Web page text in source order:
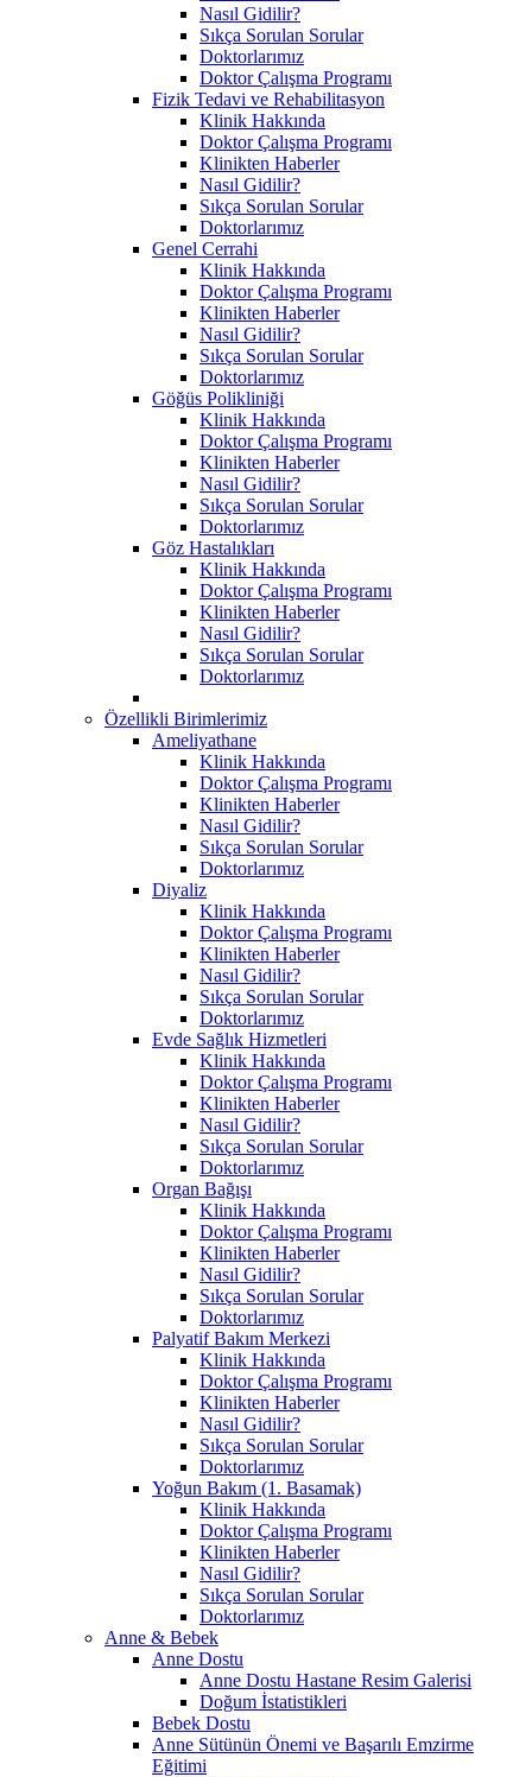
Nasıl Gidilir?
Sıkça Sorulan Sorular
Doktorlarımız
Doktor Çalışma Programı
Fizik Tedavi ve Rehabilitasyon
Klinik Hakkında
Doktor Çalışma Programı
Klinikten Haberler
Nasıl Gidilir?
Sıkça Sorulan Sorular
Doktorlarımız
Genel Cerrahi
Klinik Hakkında
Doktor Çalışma Programı
Klinikten Haberler
Nasıl Gidilir?
Sıkça Sorulan Sorular
Doktorlarımız
Göğüs Polikliniği
Klinik Hakkında
Doktor Çalışma Programı
Klinikten Haberler
Nasıl Gidilir?
Sıkça Sorulan Sorular
Doktorlarımız
Göz Hastalıkları
Klinik Hakkında
Doktor Çalışma Programı
Klinikten Haberler
Nasıl Gidilir?
Sıkça Sorulan Sorular
Doktorlarımız
Özellikli Birimlerimiz
Ameliyathane
Klinik Hakkında
Doktor Çalışma Programı
Klinikten Haberler
Nasıl Gidilir?
Sıkça Sorulan Sorular
Doktorlarımız
Diyaliz
Klinik Hakkında
Doktor Çalışma Programı
Klinikten Haberler
Nasıl Gidilir?
Sıkça Sorulan Sorular
Doktorlarımız
Evde Sağlık Hizmetleri
Klinik Hakkında
Doktor Çalışma Programı
Klinikten Haberler
Nasıl Gidilir?
Sıkça Sorulan Sorular
Doktorlarımız
Organ Bağışı
Klinik Hakkında
Doktor Çalışma Programı
Klinikten Haberler
Nasıl Gidilir?
Sıkça Sorulan Sorular
Doktorlarımız
Palyatif Bakım Merkezi
Klinik Hakkında
Doktor Çalışma Programı
Klinikten Haberler
Nasıl Gidilir?
Sıkça Sorulan Sorular
Doktorlarımız
Yoğun Bakım (1. Basamak)
Klinik Hakkında
Doktor Çalışma Programı
Klinikten Haberler
Nasıl Gidilir?
Sıkça Sorulan Sorular
Doktorlarımız
Anne & Bebek
Anne Dostu
Anne Dostu Hastane Resim Galerisi
Doğum İstatistikleri
Bebek Dostu
Anne Sütünün Önemi ve Başarılı Emzirme
Eğitimi